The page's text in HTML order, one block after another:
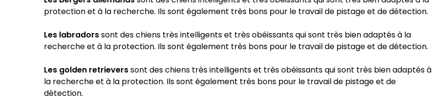
protection et à la recherche. Ils sont également très bons pour le travail de pistage et de détection.
Les labradorssont des chiens très intelligents et très obéissants qui sont très bien adaptés à la
recherche et à la protection. Ils sont également très bons pour le travail de pistage et de détection.
Les golden retrieverssont des chiens très intelligents et très obéissants qui sont très bien adaptés à
la recherche et à la protection. Ils sont également très bons pour le travail de pistage et de
détection.